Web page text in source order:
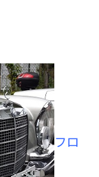
フロ